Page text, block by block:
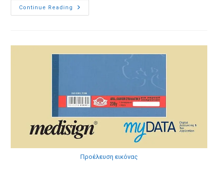
Continue Reading
MyDATA
Errors
Προέλευση εικόνας